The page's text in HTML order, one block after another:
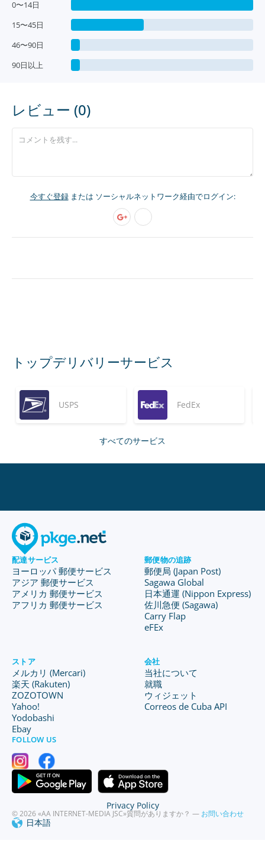
0〜14日
15〜45日
46〜90日
90日以上
レビュー (0)
今すぐ登録または ソーシャルネットワーク経由でログイン:
トップデリバリーサービス
USPS FedEx
すべてのサービス
配達サービス
ヨーロッパ 郵便サービス
アジア 郵便サービス
アメリカ 郵便サービス
アフリカ 郵便サービス
郵便物の追跡
郵便局 (Japan Post)
Sagawa Global
日本通運 (Nippon Express)
佐川急便 (Sagawa)
Carry Flap
eFEx
ストア
メルカリ (Mercari)
楽天 (Rakuten)
ZOZOTOWN
Yahoo!
Yodobashi
Ebay
会社
当社について
就職
ウィジェット
Correos de Cuba API
FOLLOW US
© 2026 «AA INTERNET-MEDIA JSC»質問がありますか？ — お問い合わせ
日本語
Privacy Policy